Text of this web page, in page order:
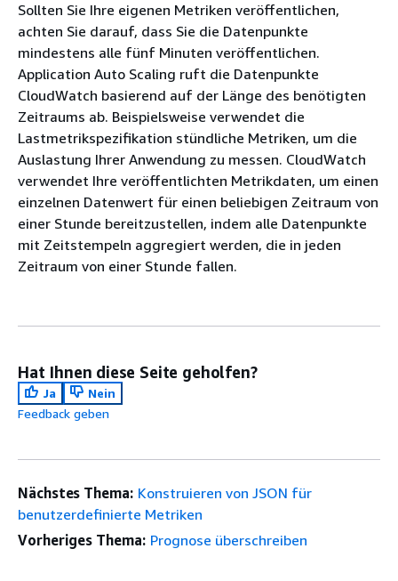
Sollten Sie Ihre eigenen Metriken veröffentlichen,
achten Sie darauf, dass Sie die Datenpunkte
mindestens alle fünf Minuten veröffentlichen.
Application Auto Scaling ruft die Datenpunkte
CloudWatch basierend auf der Länge des benötigten
Zeitraums ab. Beispielsweise verwendet die
Lastmetrikspezifikation stündliche Metriken, um die
Auslastung Ihrer Anwendung zu messen. CloudWatch
verwendet Ihre veröffentlichten Metrikdaten, um einen
einzelnen Datenwert für einen beliebigen Zeitraum von
einer Stunde bereitzustellen, indem alle Datenpunkte
mit Zeitstempeln aggregiert werden, die in jeden
Zeitraum von einer Stunde fallen.
Hat Ihnen diese Seite geholfen?
Ja
Nein
Feedback geben
Nächstes Thema: Konstruieren von JSON für
benutzerdefinierte Metriken
Vorheriges Thema: Prognose überschreiben